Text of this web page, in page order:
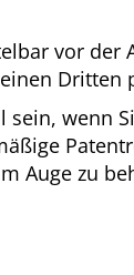
vor
Dritten
wenn
Auge zu